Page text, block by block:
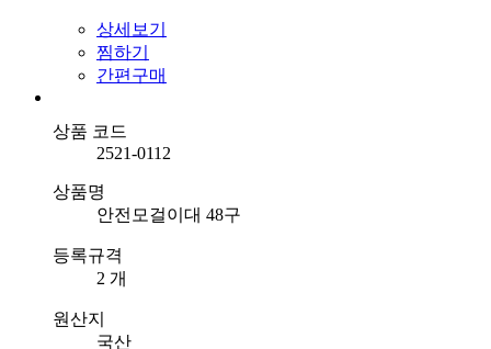
상세보기
찜하기
간편구매
상품 코드
2521-0112
상품명
안전모걸이대 48구
등록규격
2 개
원산지
국산